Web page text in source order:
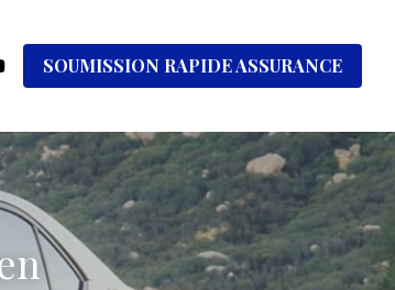
SOUMISSION RAPIDE ASSURANCE